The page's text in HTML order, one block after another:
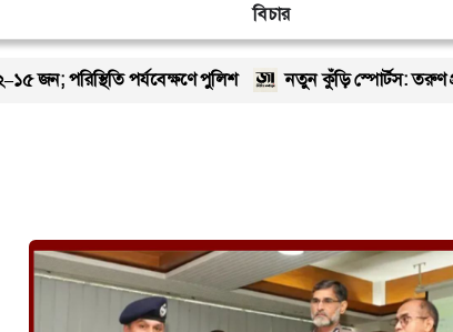
বিচার
পরিস্থিতি পর্যবেক্ষণে পুলিশ নতুন কুঁড়ি স্পোর্টস: তরুণ